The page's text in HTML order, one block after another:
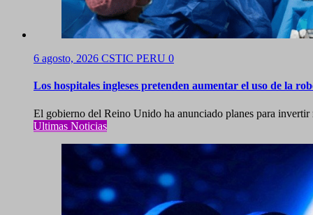
6 agosto, 2026 CSTIC PERU 0
Los hospitales ingleses pretenden aumentar el uso de la
El gobierno del Reino Unido ha anunciado planes para invertir
Ultimas Noticias